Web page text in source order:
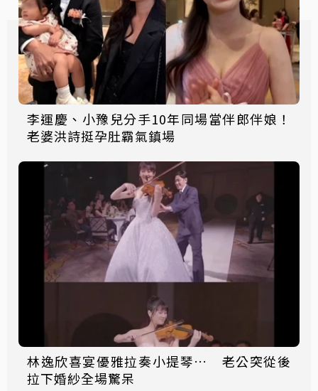
李運慶、小豫兒分手10年同場當伴郎伴娘！
老婆洪詩挺孕肚霸氣鎮場
林逸欣喜宴優雅拉奏小提琴… 老公突從後
拉下婚紗全場驚呆